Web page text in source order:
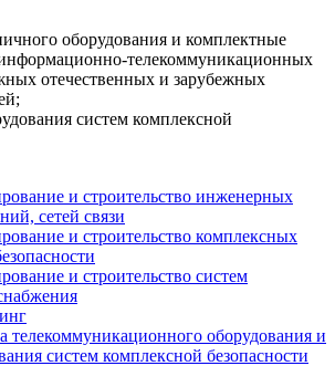
оборудования и комплектные
телекоммуникационных
отечественных и зарубежных
систем комплексной
и строительство инженерных
сетей связи
и строительство комплексных
и строительство систем
телекоммуникационного оборудования и
систем комплексной безопасности